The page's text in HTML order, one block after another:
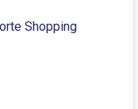
Shopping